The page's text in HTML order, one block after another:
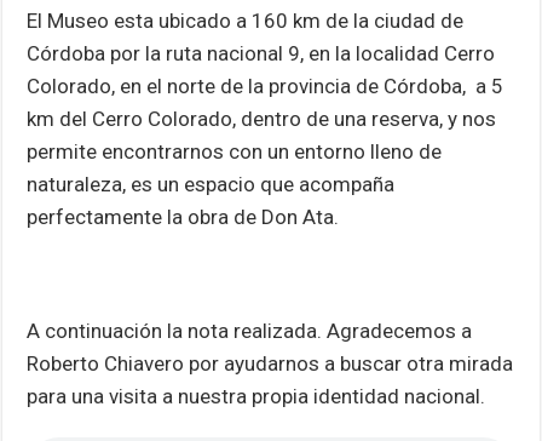
El Museo esta ubicado a 160 km de la ciudad de
Córdoba por la ruta nacional 9, en la localidad Cerro
Colorado, en el norte de la provincia de Córdoba, a 5
km del Cerro Colorado, dentro de una reserva, y nos
permite encontrarnos con un entorno lleno de
naturaleza, es un espacio que acompaña
perfectamente la obra de Don Ata.
A continuación la nota realizada. Agradecemos a
Roberto Chiavero por ayudarnos a buscar otra mirada
para una visita a nuestra propia identidad nacional.